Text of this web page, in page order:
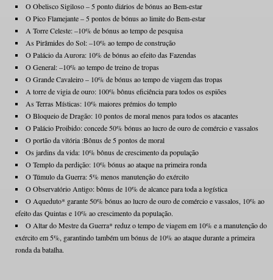
O Obelisco Sigiloso – 5 ponto diários de bónus ao Bem-estar
O Pico Flamejante – 5 pontos de bónus ao limite do Bem-estar
A Torre Celeste: –10% de bónus ao tempo de pesquisa
As Pirâmides do Sol: –10% ao tempo de construção
O Palácio da Aurora: 10% de bónus ao efeito das Fazendas
O General: –10% ao tempo de treino de tropas
O Grande Cavaleiro – 10% de bónus ao tempo de viagem das tropas
A torre de vigia de ouro: 100% bônus eficiência para todos os espiões
As Terras Místicas: 10% maiores prémios do templo
O Bloqueio de Dragão: 10 pontos de moral menos para todos os atacantes
O Palácio Proibido: concede 50% bónus ao lucro de ouro de comércio e vassalos
O portão da vitória :Bônus de 5 pontos de moral
Os jardins da vida: 10% bônus de crescimento da população
O Templo da perdição: 10% bónus ao ataque na primeira ronda
O Túmulo da Guerra: 5% menos manutenção do exército
O Observatório Antigo: bônus de 10% de alcance para toda a logística
O Aqueduto* garante 50% bónus ao lucro de ouro de comércio e vassalos, 10% ao
efeito das Quintas e 10% ao crescimento da população.
O Altar do Mestre da Guerra* reduz o tempo de viagem em 10% e a manutenção do
exército em 5%, garantindo também um bónus de 10% ao ataque durante a primeira
ronda da batalha.